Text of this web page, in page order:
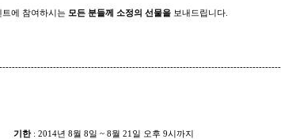
에 참여하시는 모든 분들께 소정의 선물을보내드립니다.
기한: 2014년 8월 8일 ~ 8월 21일 오후 9시까지